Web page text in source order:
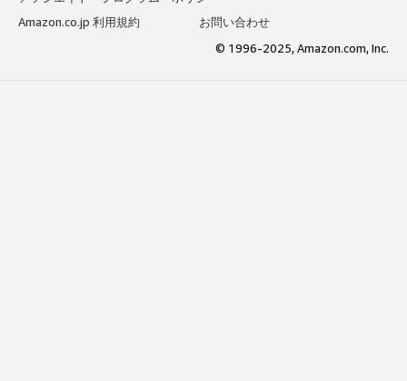
Amazon.co.jp 利用規約
お問い合わせ
© 1996-2025, Amazon.com, Inc.